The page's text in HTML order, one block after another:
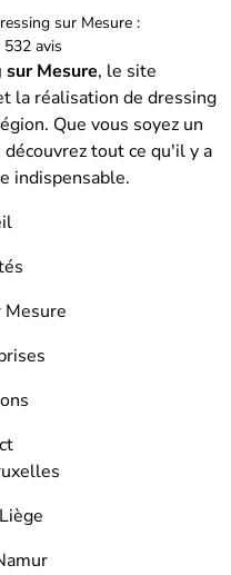
sur Mesure :
532 avis
sur Mesure, le site
la réalisation de dressing
Que vous soyez un
tout ce qu'il y a
indispensable.
Mesure